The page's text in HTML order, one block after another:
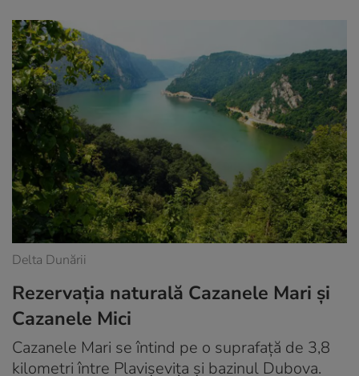
Delta Dunării
Rezervația naturală Cazanele Mari și
Cazanele Mici
Cazanele Mari se întind pe o suprafață de 3,8
kilometri între Plavișevița și bazinul Dubova.